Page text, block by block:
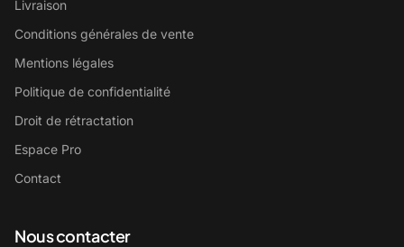
Livraison
Conditions générales de vente
Mentions légales
Politique de confidentialité
Droit de rétractation
Espace Pro
Contact
Nous contacter